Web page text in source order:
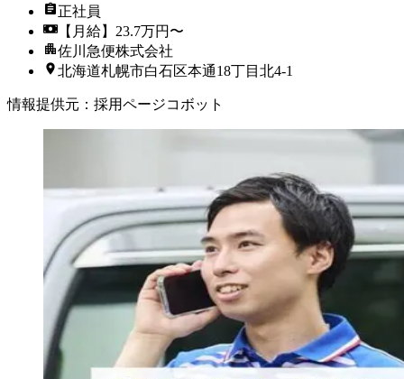
正社員
【月給】23.7万円〜
佐川急便株式会社
北海道札幌市白石区本通18丁目北4-1
情報提供元 ： 採用ページコボット